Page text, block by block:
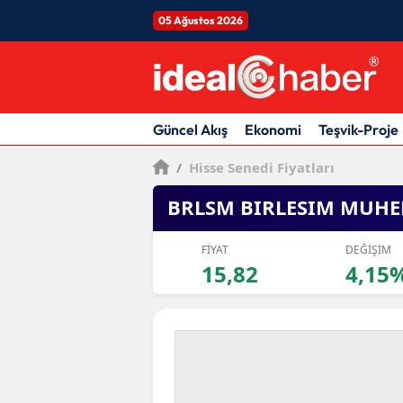
05 Ağustos 2026
Güncel Akış Ekonomi Teşvik-Proje
/ Hisse Senedi Fiyatları
BRLSM BIRLESIM
FİYAT
15,82
DEĞİŞİM